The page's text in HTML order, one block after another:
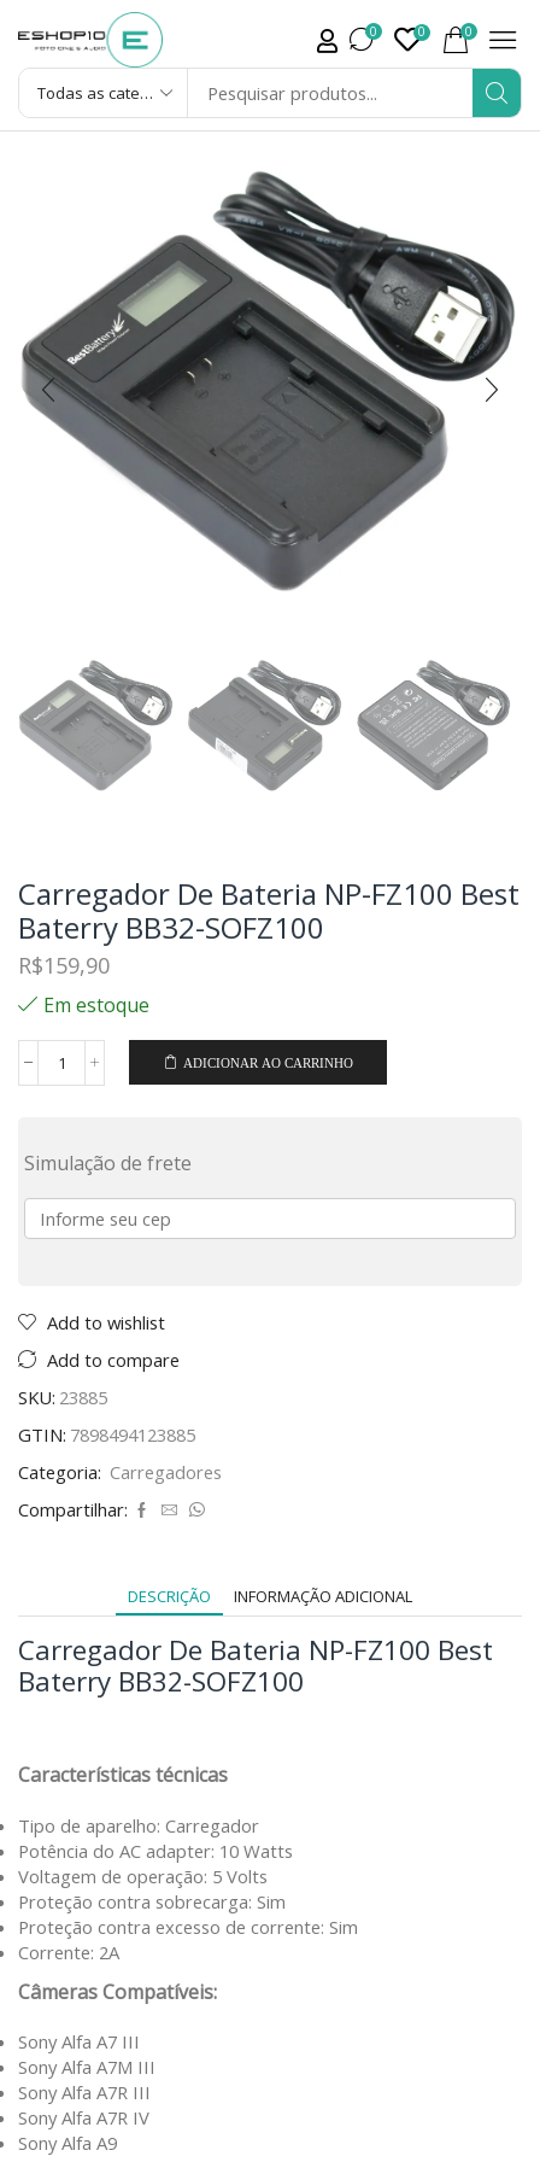
0 0 0
Carregador De Bateria NP-FZ100 Best
Baterry BB32-SOFZ100
R$159,90
Em estoque
ADICIONAR AO CARRINHO
Simulação de frete
Add to wishlist
Add to compare
SKU: 23885
GTIN: 7898494123885
Categoria: Carregadores
Compartilhar:
DESCRIÇÃO INFORMAÇÃO ADICIONAL
Carregador De Bateria NP-FZ100 Best
Baterry BB32-SOFZ100
Características técnicas
Tipo de aparelho: Carregador
Potência do AC adapter: 10 Watts
Voltagem de operação: 5 Volts
Proteção contra sobrecarga: Sim
Proteção contra excesso de corrente: Sim
Corrente: 2A
Câmeras Compatíveis:
Sony Alfa A7 III
Sony Alfa A7M III
Sony Alfa A7R III
Sony Alfa A7R IV
Sony Alfa A9